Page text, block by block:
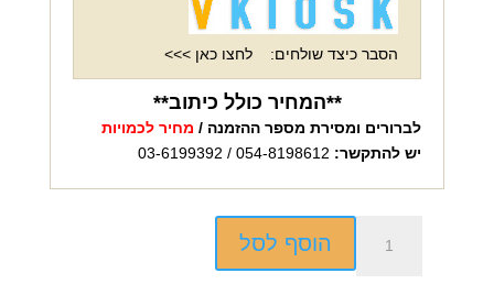
הסבר כיצד שולחים: לחצו כאן >>>
**המחיר כולל כיתוב**
לברורים ומסירת מספר ההזמנה / מחיר לכמויות
יש להתקשר:
הוסף לסל